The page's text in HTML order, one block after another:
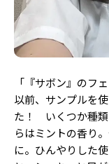
「『サボン』のフ
以前、サンプルを
た！ いくつか種類
らはミントの香り
に。ひんやりした